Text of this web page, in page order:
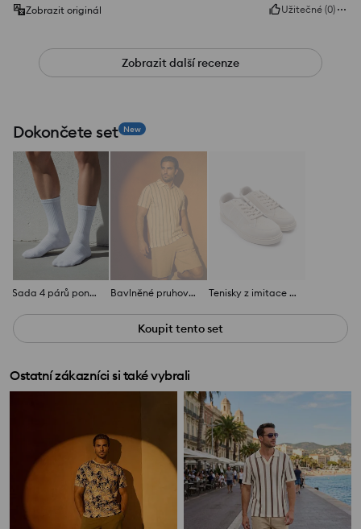
Zobrazit originál
Užitečné (0)
Zobrazit další recenze
Dokončete set New
Sada 4 párů ponožek Bavlněné pruhované polo tričko Tenisky z imitace nubukové kůže
Koupit tento set
Ostatní zákazníci si také vybrali